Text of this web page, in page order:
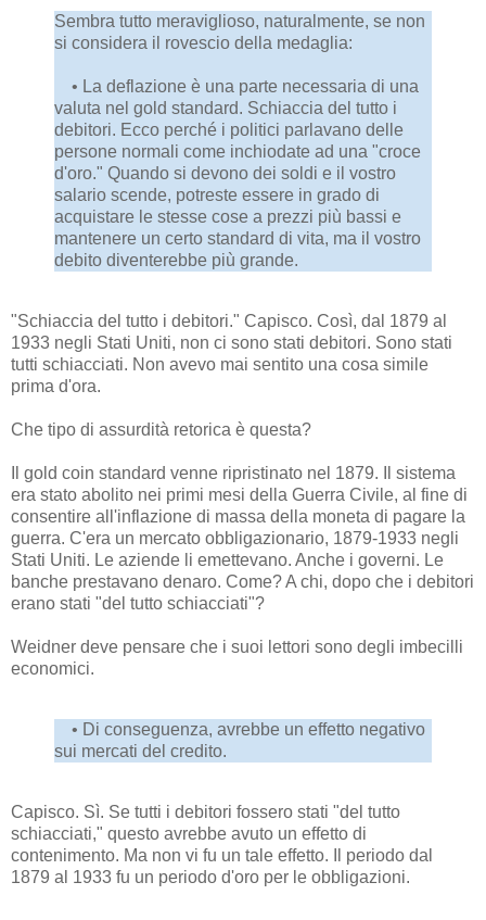
Sembra tutto meraviglioso, naturalmente, se non
si considera il rovescio della medaglia:
• La deflazione è una parte necessaria di una
valuta nel gold standard. Schiaccia del tutto i
debitori. Ecco perché i politici parlavano delle
persone normali come inchiodate ad una "croce
d'oro." Quando si devono dei soldi e il vostro
salario scende, potreste essere in grado di
acquistare le stesse cose a prezzi più bassi e
mantenere un certo standard di vita, ma il vostro
debito diventerebbe più grande.
"Schiaccia del tutto i debitori." Capisco. Così, dal 1879 al
1933 negli Stati Uniti, non ci sono stati debitori. Sono stati
tutti schiacciati. Non avevo mai sentito una cosa simile
prima d'ora.
Che tipo di assurdità retorica è questa?
Il gold coin standard venne ripristinato nel 1879. Il sistema
era stato abolito nei primi mesi della Guerra Civile, al fine di
consentire all'inflazione di massa della moneta di pagare la
guerra. C'era un mercato obbligazionario, 1879-1933 negli
Stati Uniti. Le aziende li emettevano. Anche i governi. Le
banche prestavano denaro. Come? A chi, dopo che i debitori
erano stati "del tutto schiacciati"?
Weidner deve pensare che i suoi lettori sono degli imbecilli
economici.
• Di conseguenza, avrebbe un effetto negativo
sui mercati del credito.
Capisco. Sì. Se tutti i debitori fossero stati "del tutto
schiacciati," questo avrebbe avuto un effetto di
contenimento. Ma non vi fu un tale effetto. Il periodo dal
1879 al 1933 fu un periodo d'oro per le obbligazioni.